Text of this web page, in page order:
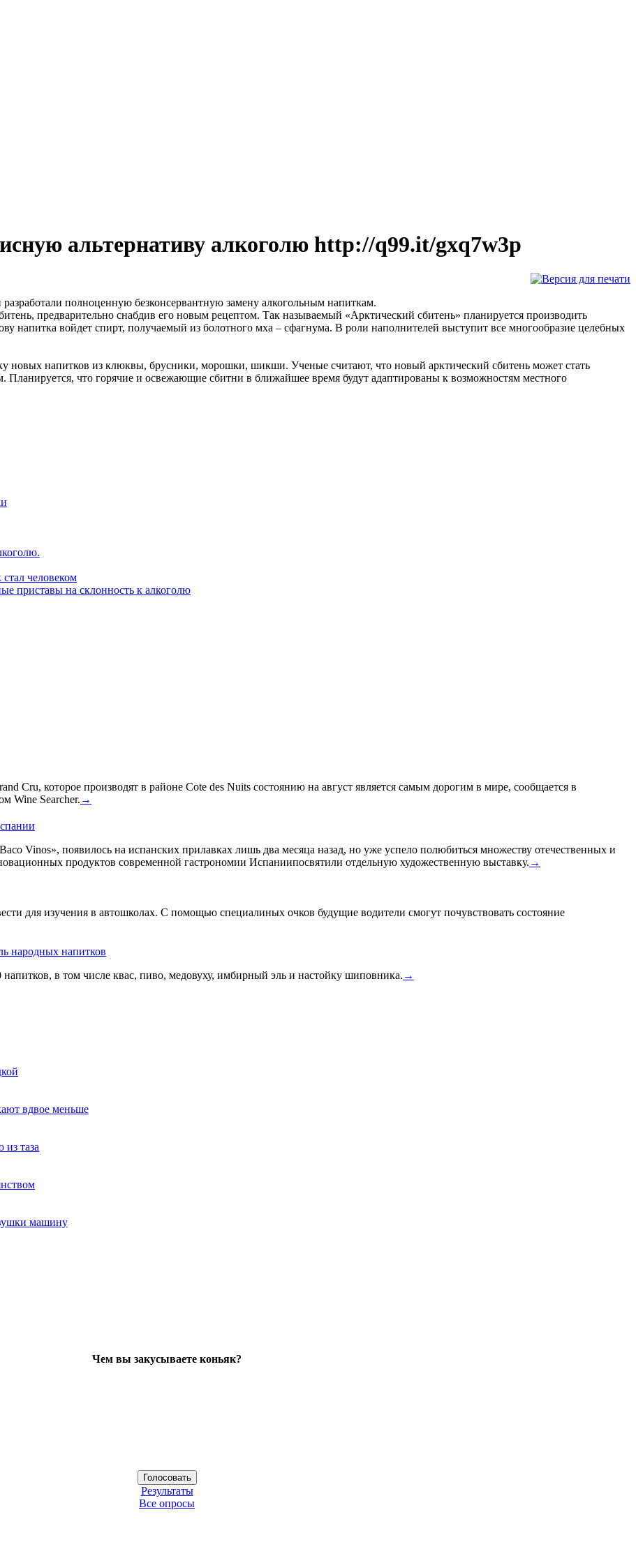
альтернативу алкоголю http://q99.it/gxq7w3p
полноценную безконсервантную замену алкогольным напиткам.
предварительно снабдив его новым рецептом. Так называемый «Арктический сбитень» планируется производить
напитка войдет спирт, получаемый из болотного мха – сфагнума. В роли наполнителей выступит все многообразие целебных
новых напитков из клюквы, брусники, морошки, шикши. Ученые считают, что новый арктический сбитень может стать
Планируется, что горячие и освежающие сбитни в ближайшее время будут адаптированы к возможностям местного
человеком
приставы на склонность к алкоголю
Cru, которое производят в районе Cote des Nuits состоянию на август является самым дорогим в мире, сообщается в
Wine Searcher. →
Vinos», появилось на испанских прилавках лишь два месяца назад, но уже успело полюбиться множеству отечественных и
продуктов современной гастрономии Испаниипосвятили отдельную художественную выставку. →
для изучения в автошколах. С помощью специалиных очков будущие водители смогут почувствовать состояние
народных напитков
напитков, в том числе квас, пиво, медовуху, имбирный эль и настойку шиповника. →
вдвое меньше
таза
машину
Чем вы закусываете коньяк?
Результаты
Все опросы